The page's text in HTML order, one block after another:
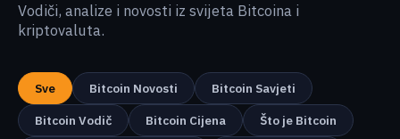
Vodiči, analize i novosti iz svijeta Bitcoina i
kriptovaluta.
Sve Bitcoin Novosti
Bitcoin Savjeti
Bitcoin Vodič
Bitcoin Cijena
Što je Bitcoin